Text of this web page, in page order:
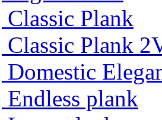
Classic Plank
Classic Plank
Domestic
Endless plank